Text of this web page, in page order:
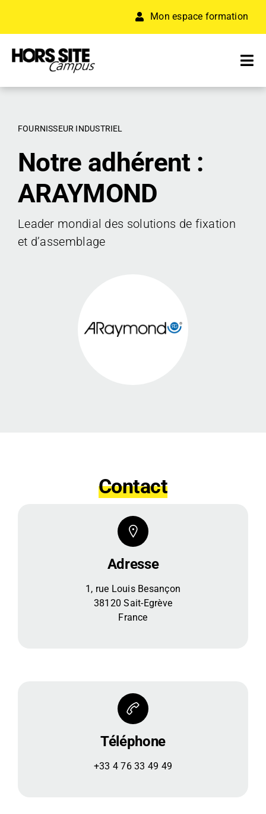
contenu
Mon espace formation
RÉSEAU D’ENTREPRISES
ACCÉLÉRATEUR
RESSOURCES
FOURNISSEUR INDUSTRIEL
Notre adhérent :
ARAYMOND
Leader mondial des solutions de fixation
et d’assemblage
Contact
Adresse
1, rue Louis Besançon
38120 Sait-Egrève
France
Téléphone
+33 4 76 33 49 49